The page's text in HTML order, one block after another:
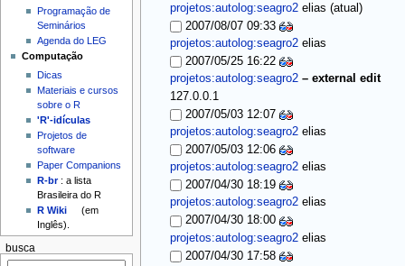
projetos:autolog:seagro2 elias (atual)
2007/08/07 09:33
projetos:autolog:seagro2 elias
2007/05/25 16:22
projetos:autolog:seagro2 – external edit
127.0.0.1
2007/05/03 12:07
projetos:autolog:seagro2 elias
2007/05/03 12:06
projetos:autolog:seagro2 elias
2007/04/30 18:19
projetos:autolog:seagro2 elias
2007/04/30 18:00
projetos:autolog:seagro2 elias
2007/04/30 17:58
Programação de
Seminários
Agenda do LEG
Computação
Dicas
Materiais e cursos
sobre o R
'R'-idículas
Projetos de
software
Paper Companions
R-br: a lista
Brasileira do R
R Wiki
(em
Inglês).
busca